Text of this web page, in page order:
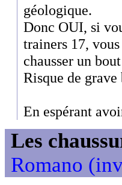
géologique.
Donc OUI, si
trainers 17,
chausser un
Risque de grave
En espérant
Les
Romano